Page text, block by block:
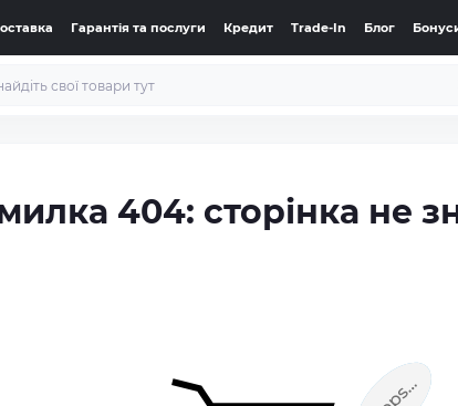
Гарантія та послуги Кредит Trade-In Блог
404: сторінка не